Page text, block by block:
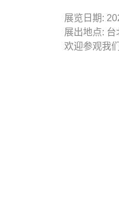
展览日期:
展出地点:
欢迎参观我